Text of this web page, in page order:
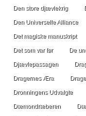
Den store djævlekrig
Den Universelle Alliance
Det magiske manuskript
Det som var før De
Djævlepassagen
Dragernes Æra
Dronningens Udvalgte
Dæmondræberen